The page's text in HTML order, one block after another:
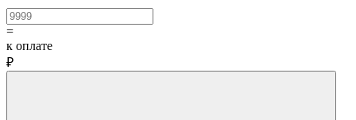
=
к оплате
₽